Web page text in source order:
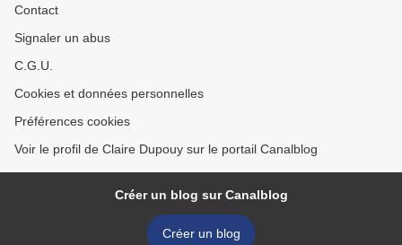
Contact
Signaler un abus
C.G.U.
Cookies et données personnelles
Préférences cookies
Voir le profil de Claire Dupouy sur le portail Canalblog
Créer un blog sur Canalblog
Créer un blog